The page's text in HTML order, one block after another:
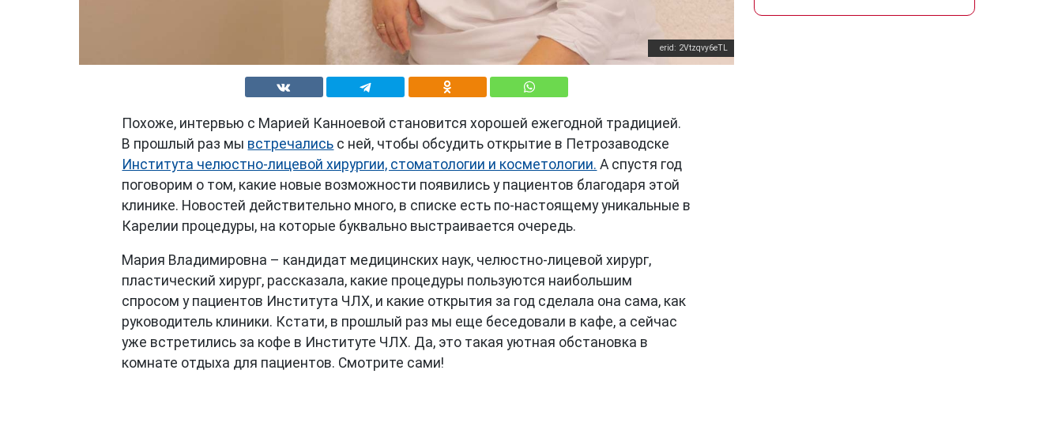
erid: 2Vtzqvy6eTL
Похоже, интервью с Марией Канноевой становится хорошей ежегодной традицией.
В прошлый раз мы встречались с ней, чтобы обсудить открытие в Петрозаводске
Института челюстно-лицевой хирургии, стоматологии и косметологии. А спустя год
поговорим о том, какие новые возможности появились у пациентов благодаря этой
клинике. Новостей действительно много, в списке есть по-настоящему уникальные в
Карелии процедуры, на которые буквально выстраивается очередь.
Мария Владимировна – кандидат медицинских наук, челюстно-лицевой хирург,
пластический хирург, рассказала, какие процедуры пользуются наибольшим
спросом у пациентов Института ЧЛХ, и какие открытия за год сделала она сама, как
руководитель клиники. Кстати, в прошлый раз мы еще беседовали в кафе, а сейчас
уже встретились за кофе в Институте ЧЛХ. Да, это такая уютная обстановка в
комнате отдыха для пациентов. Смотрите сами!